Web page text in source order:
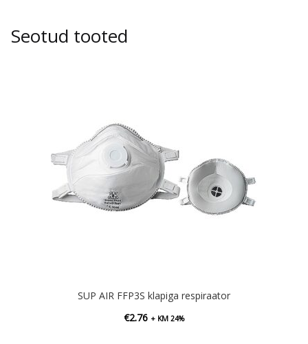
Seotud tooted
SUP AIR FFP3S klapiga respiraator
€2.76 + KM 24%